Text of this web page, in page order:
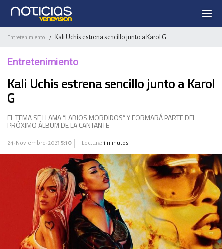
Entretenimiento / Kali Uchis estrena sencillo junto a Karol G
Entretenimiento
Kali Uchis estrena sencillo junto a Karol
G
EL TEMA SE LLAMA “LABIOS MORDIDOS” Y FORMARÁ PARTE DEL
PRÓXIMO ÁLBUM DE LA CANTANTE
24-Noviembre-2023 5:10 Lectura: 1 minutos